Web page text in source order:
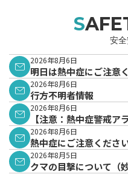
安
2026年8月6日
明日は熱中症にご注意
2026年8月6日
行方不明者情報
2026年8月6日
【注意：熱中症警戒
表されています。
2026年8月6日
熱中症にご注意くださ
2026年8月5日
クマの目撃について（